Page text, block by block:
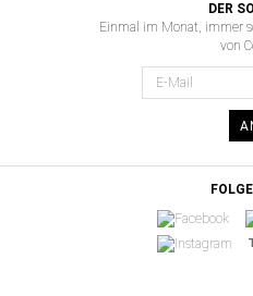
DER
Einmal im Monat, immer
von